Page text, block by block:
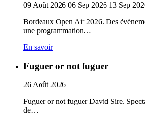
09 Août 2026 06 Sep 2026 13 Sep
Bordeaux Open Air 2026. Des
une programmation…
En savoir
Fuguer or not fuguer
26 Août 2026
Fuguer or not fuguer David Sire.
de…